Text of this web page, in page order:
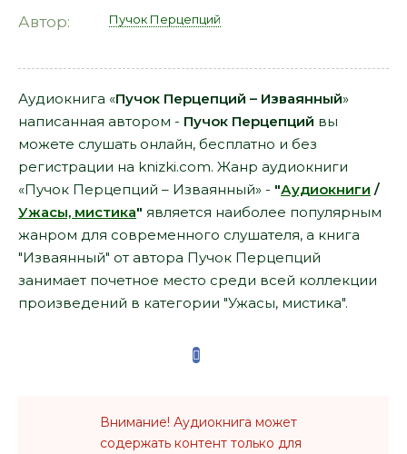
Автор: Пучок Перцепций
Аудиокнига «Пучок Перцепций – Изваянный»
написанная автором - Пучок Перцепций вы
можете слушать онлайн, бесплатно и без
регистрации на knizki.com. Жанр аудиокниги
«Пучок Перцепций – Изваянный» - "Аудиокниги /
Ужасы, мистика" является наиболее популярным
жанром для современного слушателя, а книга
"Изваянный" от автора Пучок Перцепций
занимает почетное место среди всей коллекции
произведений в категории "Ужасы, мистика".
Внимание! Аудиокнига может
содержать контент только для